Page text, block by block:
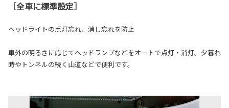
［全車に標準設定］
ヘッドライトの点灯忘れ、消し忘れを防止
車外の明るさに応じてヘッドランプなどをオートで点灯・消灯。夕暮れ
時やトンネルの続く山道などで便利です。